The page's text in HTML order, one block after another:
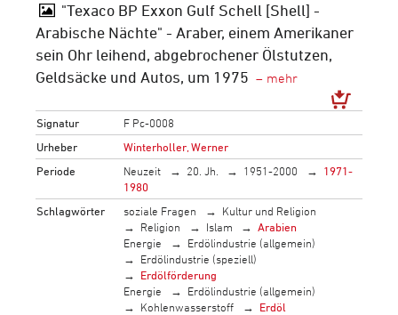
"Texaco BP Exxon Gulf Schell [Shell] -
Arabische Nächte" - Araber, einem Amerikaner
sein Ohr leihend, abgebrochener Ölstutzen,
Geldsäcke und Autos, um 1975
Signatur
F Pc-0008
Urheber
Winterholler, Werner
Periode
Neuzeit 20. Jh. 1951-2000
1971-
1980
Schlagwörter
soziale Fragen
Kultur und Religion
Religion
Islam
Arabien
Energie
Erdölindustrie (allgemein)
Erdölindustrie (speziell)
Erdölförderung
Energie
Erdölindustrie (allgemein)
Kohlenwasserstoff
Erdöl